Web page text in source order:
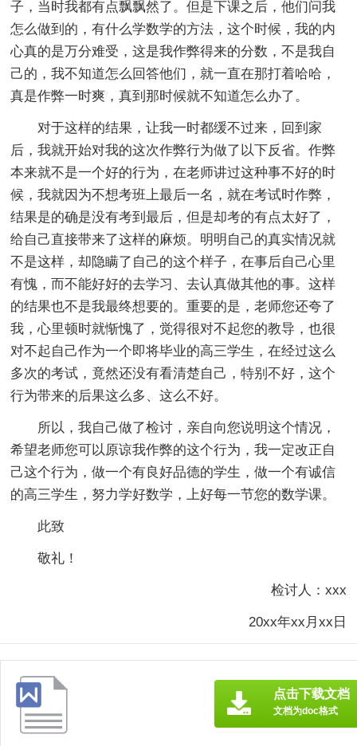
子，当时我都有点飘飘然了。但是下课之后，他们问我
怎么做到的，有什么学数学的方法，这个时候，我的内
心真的是万分难受，这是我作弊得来的分数，不是我自
己的，我不知道怎么回答他们，就一直在那打着哈哈，
真是作弊一时爽，真到那时候就不知道怎么办了。
对于这样的结果，让我一时都缓不过来，回到家
后，我就开始对我的这次作弊行为做了以下反省。作弊
本来就不是一个好的行为，在老师讲过这种事不好的时
候，我就因为不想考班上最后一名，就在考试时作弊，
结果是的确是没有考到最后，但是却考的有点太好了，
给自己直接带来了这样的麻烦。明明自己的真实情况就
不是这样，却隐瞒了自己的这个样子，在事后自己心里
有愧，而不能好好的去学习、去认真做其他的事。这样
的结果也不是我最终想要的。重要的是，老师您还夸了
我，心里顿时就惭愧了，觉得很对不起您的教导，也很
对不起自己作为一个即将毕业的高三学生，在经过这么
多次的考试，竟然还没有看清楚自己，特别不好，这个
行为带来的后果这么多、这么不好。
所以，我自己做了检讨，亲自向您说明这个情况，
希望老师您可以原谅我作弊的这个行为，我一定改正自
己这个行为，做一个有良好品德的学生，做一个有诚信
的高三学生，努力学好数学，上好每一节您的数学课。
此致
敬礼！
检讨人：xxx
20xx年xx月xx日
点击下载文档
文档为doc格式